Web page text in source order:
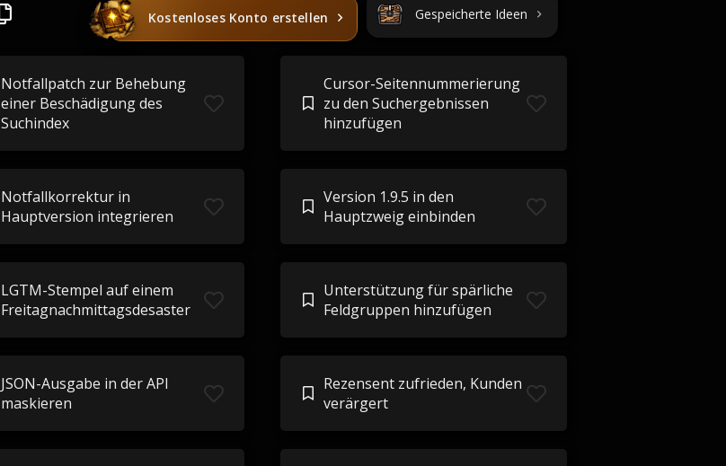
Kostenloses Konto erstellen Gespeicherte Ideen
Notfallpatch zur Behebung
einer Beschädigung des
Suchindex
Cursor-Seitennummerierung
zu den Suchergebnissen
hinzufügen
Notfallkorrektur in
Hauptversion integrieren
Version 1.9.5 in den
Hauptzweig einbinden
LGTM-Stempel auf einem
Freitagnachmittagsdesaster
Unterstützung für spärliche
Feldgruppen hinzufügen
JSON-Ausgabe in der API
maskieren
Rezensent zufrieden, Kunden
verärgert